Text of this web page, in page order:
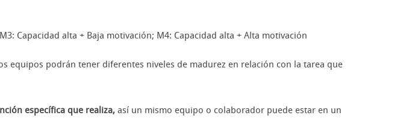
Capacidad alta + Baja motivación; M4: Capacidad alta + Alta motivación
equipos podrán tener diferentes niveles de madurez en relación con la tarea que
específica que realiza, así un mismo equipo o colaborador puede estar en un